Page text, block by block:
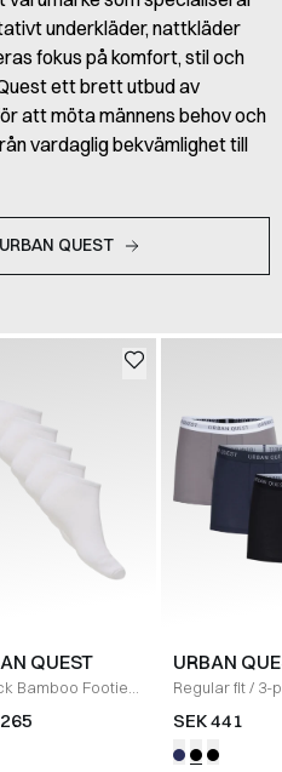
underkläder, nattkläder
fokus på komfort, stil och
ett brett utbud av
att möta männens behov och
vardaglig bekvämlighet till
QUEST
QUEST
Bamboo Footies
URBAN
Regular fit/ 3-
Bambu Tights
SORT/NAVY/
SEK 441